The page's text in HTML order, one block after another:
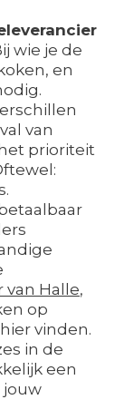
wie je de
en
van
prioriteit
Halle,
op
vinden.
in de
een
jouw